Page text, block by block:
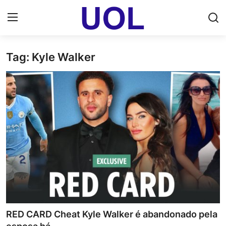
Login
Home
UOL Email Entrar
UOL ADS
Uol pt Bate Papo Gratis
Mundo
Dólar Cotação de Hoje
Tag: Kyle Walker
RED CARD Cheat Kyle Walker é abandonado pela